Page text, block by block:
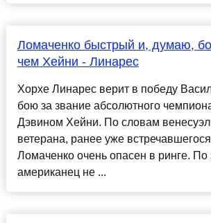
Ломаченко быстрый и, думаю,
чем Хейни - Линарес
Хорхе Линарес верит в победу
бою за звание абсолютного
Дэвином Хейни. По словам
ветерана, ранее уже
Ломаченко очень опасен в ринге. По
американец не ...